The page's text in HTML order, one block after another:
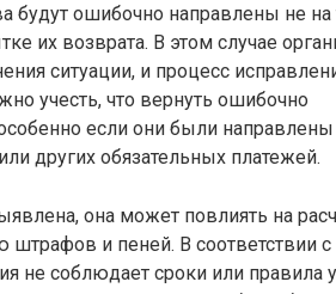
ошибочно направлены не на
их возврата. В этом случае
ситуации, и процесс
учесть, что вернуть ошибочно
если они были направлены
других обязательных платежей.
она может повлиять на
штрафов и пеней. В соответствии с
не соблюдает сроки или правила